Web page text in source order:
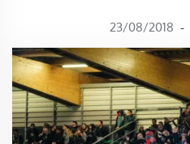
23/08/2018 -